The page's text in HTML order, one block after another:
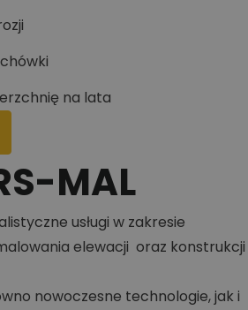
na lata
MAL
usługi w zakresie
elewacji oraz konstrukcji
nowoczesne technologie, jak i